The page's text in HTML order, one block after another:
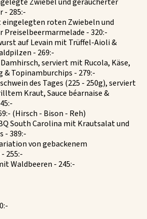
- 285:-
roten Zwiebeln und
Preiselbeermarmelade - 320:-
auf Levain mit Trüffel-Aioli &
- 269:-
serviert mit Rucola, Käse,
& Topinamburchips - 279:-
des Tages (225 - 250g), serviert
Kraut, Sauce béarnaise &
(Hirsch - Bison - Reh)
South Carolina mit Krautsalat und
- 389:-
von gebackenem
255:-
Waldbeeren - 245:-